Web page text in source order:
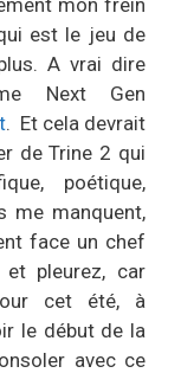
est le jeu de
A vrai dire
Next Gen
. Et cela devrait
de Trine 2 qui
poétique,
me manquent,
face un chef
et pleurez, car
cet été, à
le début de la
avec ce